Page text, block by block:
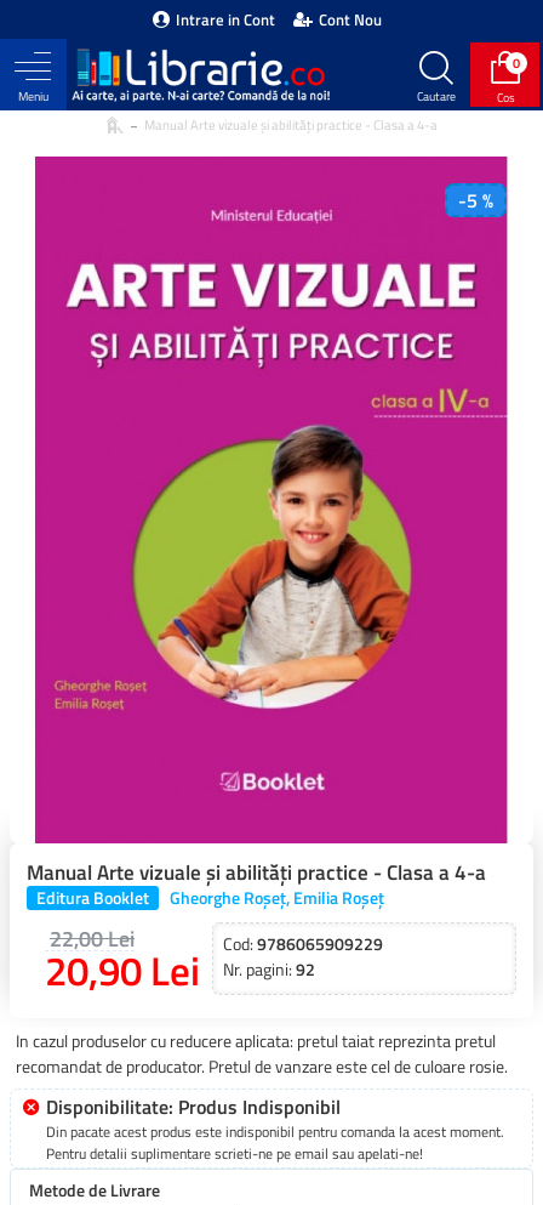
Intrare in Cont Cont Nou
0
Manual Arte vizuale și abilități practice - Clasa a 4-a
-5 %
Manual Arte vizuale și abilități practice - Clasa a 4-a
Editura Booklet Gheorghe Roșeț, Emilia Roșeț
20,90 Lei
22,00 Lei Cod:9786065909229
Nr. pagini:92
Metode de Livrare
In cazul produselor cu reducere aplicata: pretul taiat reprezinta pretul
recomandat de producator. Pretul de vanzare este cel de culoare rosie.
Disponibilitate: Produs Indisponibil
Din pacate acest produs este indisponibil pentru comanda la acest moment.
Pentru detalii suplimentare scrieti-ne pe email sau apelati-ne!